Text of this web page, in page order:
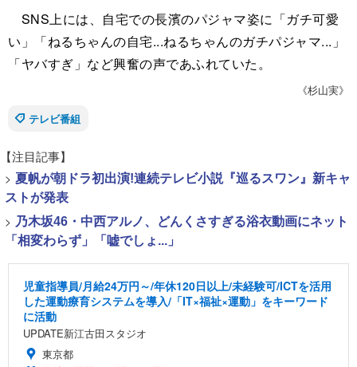
SNS上には、自宅での長濱のパジャマ姿に「ガチ可愛
い」「ねるちゃんの自宅...ねるちゃんのガチパジャマ...」
「ヤバすぎ」など興奮の声であふれていた。
《杉山実》
テレビ番組
【注目記事】
> 夏帆が朝ドラ初出演!連続テレビ小説『巡るスワン』新キャ
ストが発表
> 乃木坂46・中西アルノ、どんくさすぎる浴衣動画にネット
「相変わらず」「嘘でしょ...」
児童指導員/月給24万円～/年休120日以上/未経験可/ICTを活用
した運動療育システムを導入/「IT×福祉×運動」をキーワード
に活動
UPDATE新江古田スタジオ
東京都